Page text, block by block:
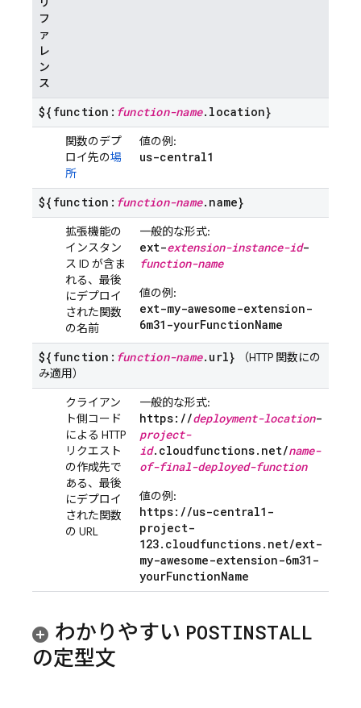
フ
ァ
レ
ン
ス
${function: function-name.location}
関数のデプ
ロイ先の場
所
値の例:
us-central1
${function: function-name.name}
拡張機能の
インスタン
ス ID が含ま
れる、最後
にデプロイ
された関数
の名前
一般的な形式:
ext-extension-instance-id-
function-name
値の例:
ext-my-awesome-extension-
6m31-yourFunctionName
${function: function-name.url} （HTTP 関数にの
み適用）
クライアン
ト側コード
による HTTP
リクエスト
の作成先で
ある、最後
にデプロイ
された関数
の URL
一般的な形式:
https://deployment-location-
project-
id.cloudfunctions.net/name-
of-final-deployed-function
値の例:
https://us-central1-
project-
123.cloudfunctions.net/ext-
my-awesome-extension-6m31-
yourFunctionName
わかりやすい POSTINSTALL
の定型文